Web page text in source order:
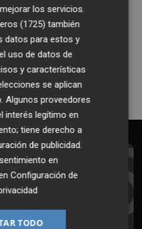
actualidad de
en tu correo
al Boletín
hora en tu email
los servicios.
(1725) también
datos para estos y
uso de datos de
y características
se aplican
Algunos proveedores
interés legítimo en
tiene derecho a
de publicidad.
en
Configuración de
TODO